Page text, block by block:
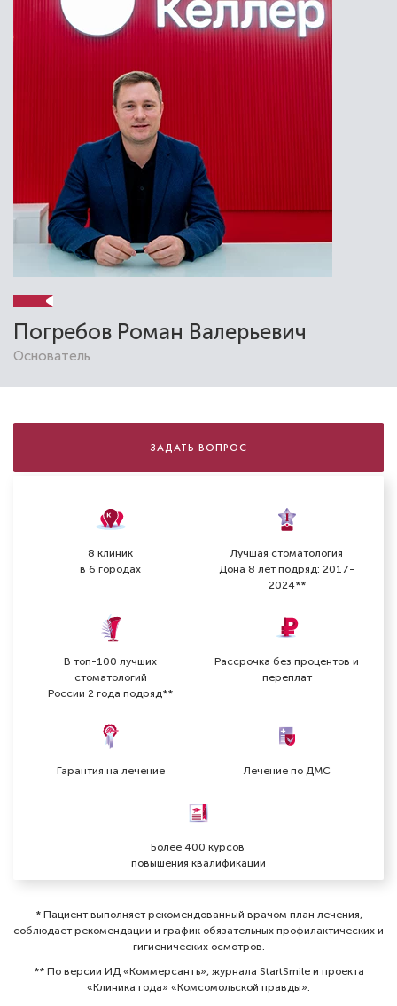
Гребень Ольга Викторовна
терапевт
Специальность: гигиена, терапия
Стаж работы: 13 лет
Ляшенко Елена Владимировна
Стоматолог-терапевт
Стаж работы: 13 лет
Сохикян Виктория Арменовна
Погребов Роман Валерьевич
Основатель
ЗАДАТЬ ВОПРОС
8 клиник
в 6 городах
Лучшая стоматология
Дона 8 лет подряд: 2017-
2024**
В топ-100 лучших
стоматологий
России 2 года подряд**
Рассрочка без процентов и
переплат
Гарантия на лечение Лечение по ДМС
Более 400 курсов
повышения квалификации
* Пациент выполняет рекомендованный врачом план лечения,
соблюдает рекомендации и график обязательных профилактических и
гигиенических осмотров⁠.
** По версии ИД «Коммерсантъ», журнала StartSmile и проекта
«Клиника года» «Комсомольской правды».